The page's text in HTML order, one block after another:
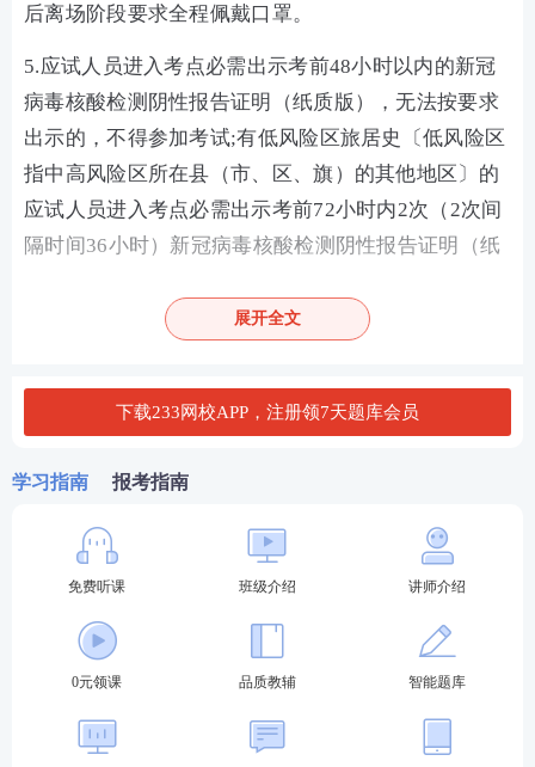
后离场阶段要求全程佩戴口罩。
5.应试人员进入考点必需出示考前48小时以内的新冠
病毒核酸检测阴性报告证明（纸质版），无法按要求
出示的，不得参加考试;有低风险区旅居史〔低风险区
指中高风险区所在县（市、区、旗）的其他地区〕的
应试人员进入考点必需出示考前72小时内2次（2次间
隔时间36小时）新冠病毒核酸检测阴性报告证明（纸
6.应试人员在考前10天内有境外旅居史或7天内有国内
染者、密切接触者或与此类人员有过近距离接触的人
员；7天内有国内疫情管控地区旅居史且处于健康监测
期内的；“健康码和通行卡”非绿码的;从境外国内疫情
完成集中隔离或居家隔离医学观察的，以上情形都不
得参加考试。
7.应试人员在考前坚持非必要不外出的原则，不前往
中高风险地区、不参加非必要的聚集性活动、不参加
庭聚会、朋友聚餐、红白宴会，尽量不去人员聚集公
展开全文
下载233网校APP，注册领7天题库会员
学习指南 报考指南
免费听课 班级介绍 讲师介绍
0元领课 品质教辅 智能题库